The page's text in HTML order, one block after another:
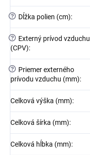
? Dĺžka polien (cm):
?
Externý prívod vzduchu
(CPV):
?
Priemer externého
prívodu vzduchu (mm):
Celková výška (mm):
Celková šírka (mm):
Celková hĺbka (mm):